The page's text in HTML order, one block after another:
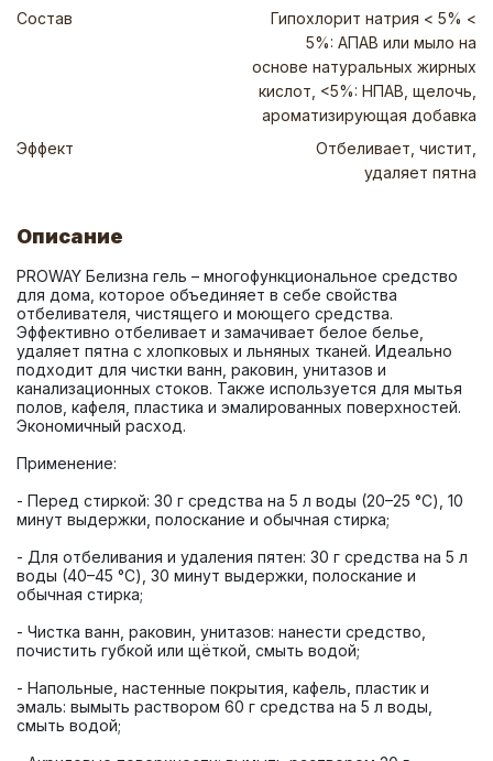
Состав
Гипохлорит натрия < 5% <
5%: АПАВ или мыло на
основе натуральных жирных
кислот, <5%: НПАВ, щелочь,
ароматизирующая добавка
Эффект
Отбеливает, чистит,
удаляет пятна
Описание
PROWAY Белизна гель – многофункциональное средство
для дома, которое объединяет в себе свойства
отбеливателя, чистящего и моющего средства.
Эффективно отбеливает и замачивает белое белье,
удаляет пятна с хлопковых и льняных тканей. Идеально
подходит для чистки ванн, раковин, унитазов и
канализационных стоков. Также используется для мытья
полов, кафеля, пластика и эмалированных поверхностей.
- Перед стиркой: 30 г средства на 5 л воды (20–25 °C), 10
- Для отбеливания и удаления пятен: 30 г средства на 5 л
воды (40–45 °C), 30 минут выдержки, полоскание и
- Чистка ванн, раковин, унитазов: нанести средство,
- Напольные, настенные покрытия, кафель, пластик и
эмаль: вымыть раствором 60 г средства на 5 л воды,